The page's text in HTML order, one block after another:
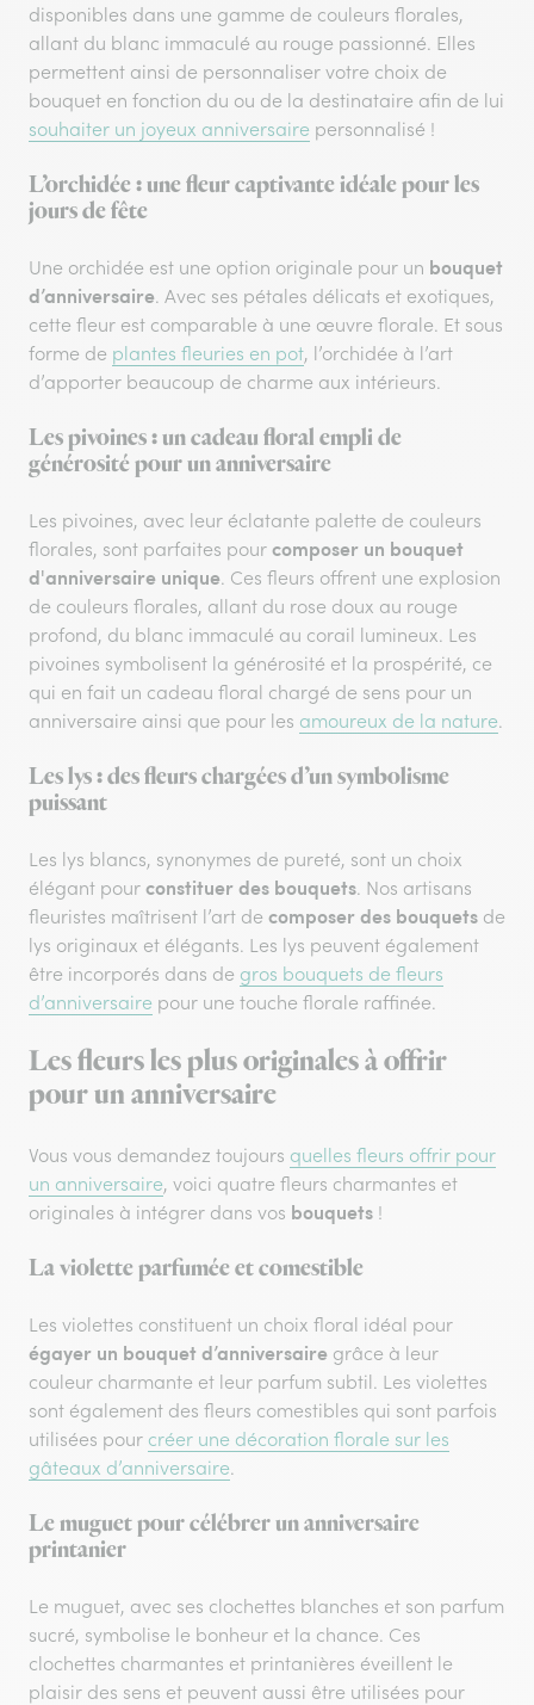
disponibles dans une gamme de couleurs florales,
allant du blanc immaculé au rouge passionné. Elles
permettent ainsi de personnaliser votre choix de
bouquet en fonction du ou de la destinataire afin de lui
souhaiter un joyeux anniversaire personnalisé !
L’orchidée : une fleur captivante idéale pour les
jours de fête
Une orchidée est une option originale pour un bouquet
d’anniversaire. Avec ses pétales délicats et exotiques,
cette fleur est comparable à une œuvre florale. Et sous
forme de plantes fleuries en pot, l’orchidée à l’art
d’apporter beaucoup de charme aux intérieurs.
Les pivoines : un cadeau floral empli de
générosité pour un anniversaire
Les pivoines, avec leur éclatante palette de couleurs
florales, sont parfaites pour composer un bouquet
d'anniversaire unique. Ces fleurs offrent une explosion
de couleurs florales, allant du rose doux au rouge
profond, du blanc immaculé au corail lumineux. Les
pivoines symbolisent la générosité et la prospérité, ce
qui en fait un cadeau floral chargé de sens pour un
anniversaire ainsi que pour les amoureux de la nature.
Les lys : des fleurs chargées d’un symbolisme
puissant
Les lys blancs, synonymes de pureté, sont un choix
élégant pour constituer des bouquets. Nos artisans
fleuristes maîtrisent l’art de composer des bouquets de
lys originaux et élégants. Les lys peuvent également
être incorporés dans de gros bouquets de fleurs
d’anniversaire pour une touche florale raffinée.
Les fleurs les plus originales à offrir
pour un anniversaire
Vous vous demandez toujours quelles fleurs offrir pour
un anniversaire, voici quatre fleurs charmantes et
originales à intégrer dans vos bouquets !
La violette parfumée et comestible
Les violettes constituent un choix floral idéal pour
égayer un bouquet d’anniversaire grâce à leur
couleur charmante et leur parfum subtil. Les violettes
sont également des fleurs comestibles qui sont parfois
utilisées pour créer une décoration florale sur les
gâteaux d’anniversaire.
Le muguet pour célébrer un anniversaire
printanier
Le muguet, avec ses clochettes blanches et son parfum
sucré, symbolise le bonheur et la chance. Ces
clochettes charmantes et printanières éveillent le
plaisir des sens et peuvent aussi être utilisées pour